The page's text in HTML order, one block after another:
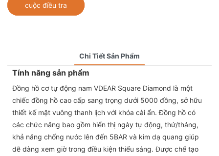
cuộc điều tra
Chi Tiết Sản Phẩm
Tính năng sản phẩm
Đồng hồ cơ tự động nam VDEAR Square Diamond là một
chiếc đồng hồ cao cấp sang trọng dưới 5000 đồng, sở hữu
thiết kế mặt vuông thanh lịch với khóa cài ẩn. Đồng hồ có
các chức năng bao gồm hiển thị ngày tự động, thứ/tháng,
khả năng chống nước lên đến 5BAR và kim dạ quang giúp
dễ dàng xem giờ trong điều kiện thiếu sáng. Được chế tạo